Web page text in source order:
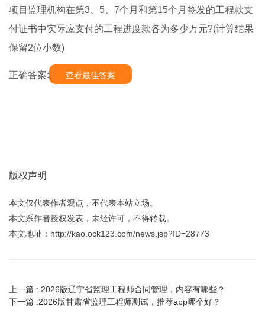
项目监理机构在第3、5、7个月和第15个月签发的工程款支
付证书中实际应支付的工程进度款各为多少万元?(计算结果
保留2位小数)
正确答案: 查看最佳答案
版权声明
本文仅代表作者观点，不代表本站立场。
本文系作者授权发表，未经许可，不得转载。
本文地址：http://kao.ock123.com/news.jsp?ID=28773
上一篇 : 2026版辽宁省监理工程师合同管理，内容有哪些？
下一篇 :2026版甘肃省监理工程师测试，推荐app哪个好？